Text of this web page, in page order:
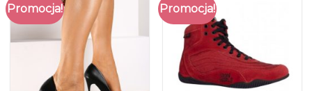
Promocja! Promocja!